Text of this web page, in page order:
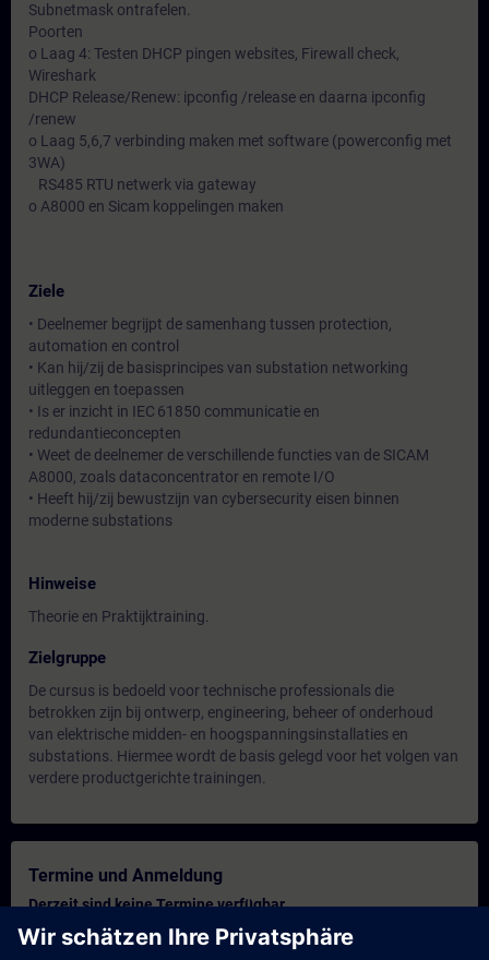
Subnetmask ontrafelen.
Poorten
o Laag 4: Testen DHCP pingen websites, Firewall check,
Wireshark
DHCP Release/Renew: ipconfig /release en daarna ipconfig
/renew
o Laag 5,6,7 verbinding maken met software (powerconfig met
3WA)
RS485 RTU netwerk via gateway
o A8000 en Sicam koppelingen maken
Ziele
• Deelnemer begrijpt de samenhang tussen protection,
automation en control
• Kan hij/zij de basisprincipes van substation networking
uitleggen en toepassen
• Is er inzicht in IEC 61850 communicatie en
redundantieconcepten
• Weet de deelnemer de verschillende functies van de SICAM
A8000, zoals dataconcentrator en remote I/O
• Heeft hij/zij bewustzijn van cybersecurity eisen binnen
moderne substations
Hinweise
Theorie en Praktijktraining.
Zielgruppe
De cursus is bedoeld voor technische professionals die
betrokken zijn bij ontwerp, engineering, beheer of onderhoud
van elektrische midden- en hoogspanningsinstallaties en
substations. Hiermee wordt de basis gelegd voor het volgen van
verdere productgerichte trainingen.
Termine und Anmeldung
Derzeit sind keine Termine verfügbar
Setzen Sie sich auf die Interessentenliste und erhalten Sie eine
Benachrichtigung sobald neue Termine verfügbar sind.